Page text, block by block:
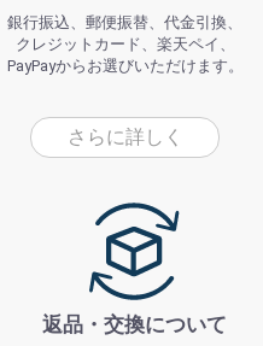
銀行振込、郵便振替、代金引換、
クレジットカード、楽天ペイ、
PayPayからお選びいただけます。
さらに詳しく
返品・交換について